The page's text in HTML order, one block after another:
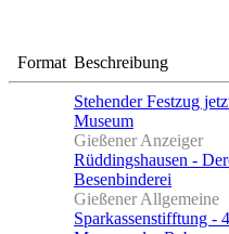
Format Beschreibung
Stehender Festzug
Museum
Gießener Anzeiger
Rüddingshausen -
Besenbinderei
Gießener Allgemeine
Sparkassenstifftung -